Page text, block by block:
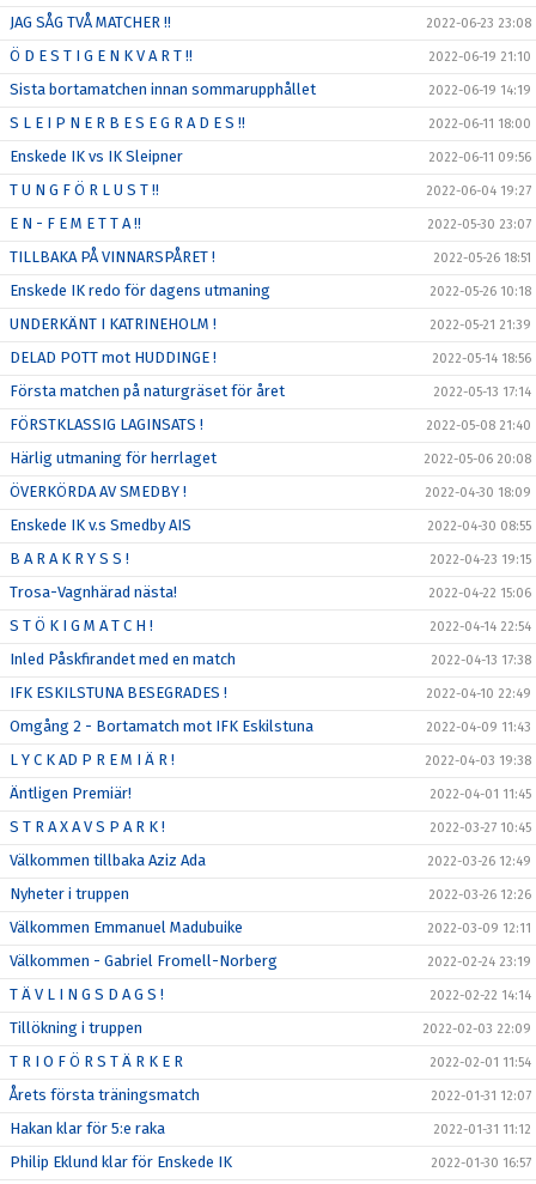
JAG SÅG TVÅ MATCHER !! 2022-06-23 23:08
Ö D E S T I G E N K V A R T !! 2022-06-19 21:10
Sista bortamatchen innan sommarupphållet 2022-06-19 14:19
S L E I P N E R B E S E G R A D E S !! 2022-06-11 18:00
Enskede IK vs IK Sleipner 2022-06-11 09:56
T U N G F Ö R L U S T !! 2022-06-04 19:27
E N - F E M E T T A !! 2022-05-30 23:07
TILLBAKA PÅ VINNARSPÅRET ! 2022-05-26 18:51
Enskede IK redo för dagens utmaning 2022-05-26 10:18
UNDERKÄNT I KATRINEHOLM ! 2022-05-21 21:39
DELAD POTT mot HUDDINGE ! 2022-05-14 18:56
Första matchen på naturgräset för året 2022-05-13 17:14
FÖRSTKLASSIG LAGINSATS ! 2022-05-08 21:40
Härlig utmaning för herrlaget 2022-05-06 20:08
ÖVERKÖRDA AV SMEDBY ! 2022-04-30 18:09
Enskede IK v.s Smedby AIS 2022-04-30 08:55
B A R A K R Y S S ! 2022-04-23 19:15
Trosa-Vagnhärad nästa! 2022-04-22 15:06
S T Ö K I G M A T C H ! 2022-04-14 22:54
Inled Påskfirandet med en match 2022-04-13 17:38
IFK ESKILSTUNA BESEGRADES ! 2022-04-10 22:49
Omgång 2 - Bortamatch mot IFK Eskilstuna 2022-04-09 11:43
L Y C K AD P R E M I Ä R ! 2022-04-03 19:38
Äntligen Premiär! 2022-04-01 11:45
S T R A X A V S P A R K ! 2022-03-27 10:45
Välkommen tillbaka Aziz Ada 2022-03-26 12:49
Nyheter i truppen 2022-03-26 12:26
Välkommen Emmanuel Madubuike 2022-03-09 12:11
Välkommen - Gabriel Fromell-Norberg 2022-02-24 23:19
T Ä V L I N G S D A G S ! 2022-02-22 14:14
Tillökning i truppen 2022-02-03 22:09
T R I O F Ö R S T Ä R K E R 2022-02-01 11:54
Årets första träningsmatch 2022-01-31 12:07
Hakan klar för 5:e raka 2022-01-31 11:12
Philip Eklund klar för Enskede IK 2022-01-30 16:57